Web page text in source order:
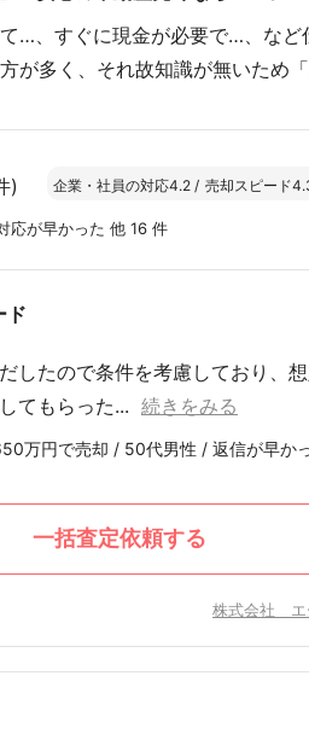
…、すぐに現金が必要で…、な
が多く、それ故知識が無いため
) 企業・社員の対応4.2 / 売却スピード
応が早かった 他 16 件
ド
したので条件を考慮しており、
てもらった... 続きをみる
万円で売却 / 50代男性 / 返信が早か
一括査定依頼する
株式会社 エ